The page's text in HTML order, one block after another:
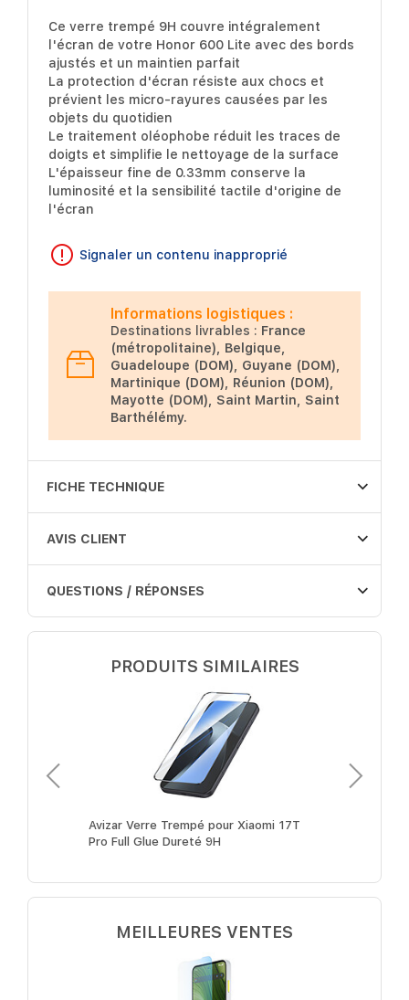
Ce verre trempé 9H couvre intégralement
l'écran de votre Honor 600 Lite avec des bords
ajustés et un maintien parfait
La protection d'écran résiste aux chocs et
prévient les micro-rayures causées par les
objets du quotidien
Le traitement oléophobe réduit les traces de
doigts et simplifie le nettoyage de la surface
L'épaisseur fine de 0.33mm conserve la
luminosité et la sensibilité tactile d'origine de
l'écran
Signaler un contenu inapproprié
Informations logistiques :
Destinations livrables : France
(métropolitaine), Belgique,
Guadeloupe (DOM), Guyane (DOM),
Martinique (DOM), Réunion (DOM),
Mayotte (DOM), Saint Martin, Saint
Barthélémy.
FICHE TECHNIQUE
AVIS CLIENT
QUESTIONS / RÉPONSES
PRODUITS SIMILAIRES
Avizar Verre Trempé pour Xiaomi 17T
Pro Full Glue Dureté 9H
MEILLEURES VENTES